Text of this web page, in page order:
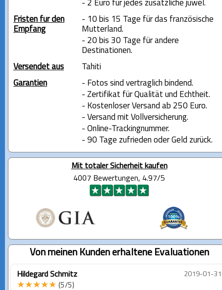
- 2 Euro für jedes zusätzliche juwel.
Fristen für den
Empfang
- 10 bis 15 Tage für das französische
Mutterland.
- 20 bis 30 Tage für andere
Destinationen.
Versendet aus
Tahiti
Garantien
- Fotos sind vertraglich bindend.
- Zertifikat für Qualität und Echtheit.
- Kostenloser Versand ab 250 Euro.
- Versand mit Vollversicherung.
- Online-Trackingnummer.
- 90 Tage zufrieden oder Geld zurück.
Mit totaler Sicherheit kaufen
4007 Bewertungen, 4.97/5
Von meinen Kunden erhaltene Evaluationen
Hildegard Schmitz 2019-01-31
★★★★★ (5/5)